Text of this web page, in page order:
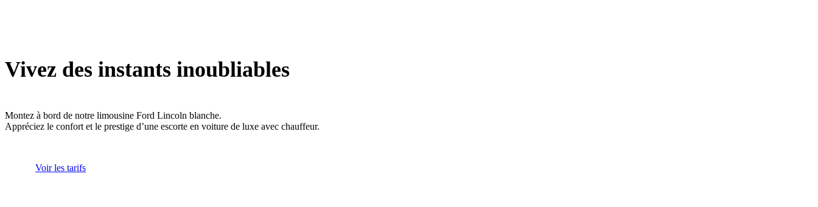
Vivez des instants inoubliables
Montez à bord de notre limousine Ford Lincoln blanche.
Appréciez le confort et le prestige d’une escorte en voiture de luxe avec chauffeur.
Voir les tarifs